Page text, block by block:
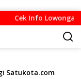
Cek Info Lowongan
Satukota.com